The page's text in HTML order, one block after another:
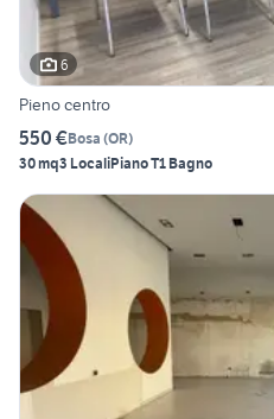
6
Pieno centro
550 €Bosa (OR)
30 mq3 LocaliPiano T1 Bagno